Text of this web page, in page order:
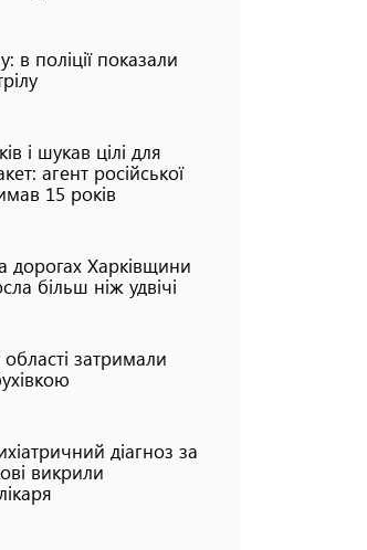
в поліції показали
і шукав цілі для
агент російської
15 років
дорогах Харківщини
більш ніж удвічі
області затримали
діагноз за
викрили